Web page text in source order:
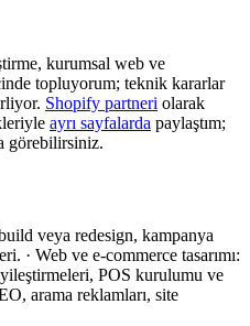
kurumsal web ve
topluyorum; teknik kararlar
Shopify partneri olarak
ayrı sayfalarda paylaştım;
görebilirsiniz.
veya redesign, kampanya
· Web ve e-commerce tasarımı:
POS kurulumu ve
arama reklamları, site